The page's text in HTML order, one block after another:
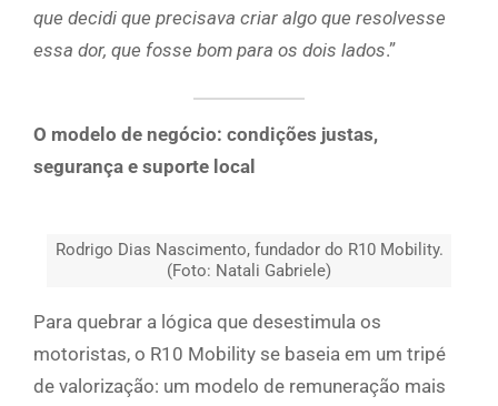
que decidi que precisava criar algo que resolvesse
essa dor, que fosse bom para os dois lados.”
O modelo de negócio: condições justas,
segurança e suporte local
Rodrigo Dias Nascimento, fundador do R10 Mobility.
(Foto: Natali Gabriele)
Para quebrar a lógica que desestimula os
motoristas, o R10 Mobility se baseia em um tripé
de valorização: um modelo de remuneração mais